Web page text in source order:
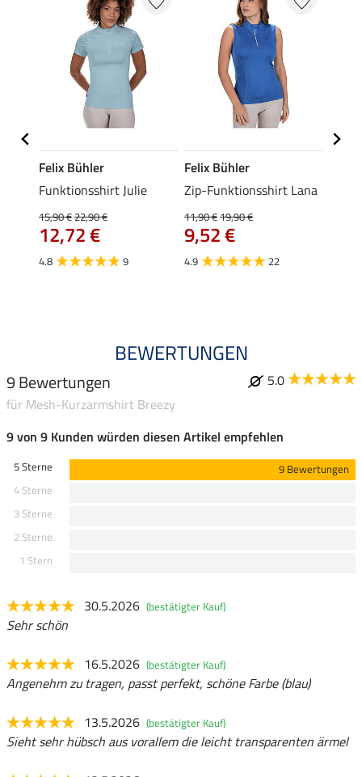
Felix Bühler
Funktionsshirt Julie
15,90 €22,90 €
12,72 €
4.8 9
Felix Bühler
Zip-Funktionsshirt Lana
11,90 €19,90 €
9,52 €
4.9 22
BEWERTUNGEN
9 Bewertungen
5.0
für Mesh-Kurzarmshirt Breezy
9 von 9 Kunden würden diesen Artikel empfehlen
5 Sterne
9 Bewertungen
4 Sterne
3 Sterne
2 Sterne
1 Stern
30.5.2026 (bestätigter Kauf)
Sehr schön
16.5.2026 (bestätigter Kauf)
Angenehm zu tragen, passt perfekt, schöne Farbe (blau)
13.5.2026 (bestätigter Kauf)
Sieht sehr hübsch aus vorallem die leicht transparenten ärmel